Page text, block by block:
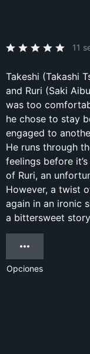
11
Takeshi (Takashi
and Ruri (Saki
was too
he chose to stay
engaged to
He runs through
feelings before
of Ruri, an
However, a twist
again in an ironic
a bittersweet
Opciones